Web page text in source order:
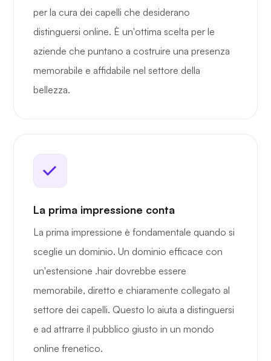
per la cura dei capelli che desiderano
distinguersi online. È un'ottima scelta per le
aziende che puntano a costruire una presenza
memorabile e affidabile nel settore della
bellezza.
La prima impressione conta
La prima impressione è fondamentale quando si
sceglie un dominio. Un dominio efficace con
un'estensione .hair dovrebbe essere
memorabile, diretto e chiaramente collegato al
settore dei capelli. Questo lo aiuta a distinguersi
e ad attrarre il pubblico giusto in un mondo
online frenetico.